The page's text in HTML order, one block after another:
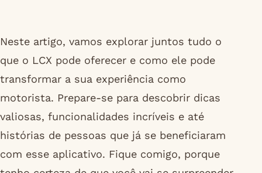
Neste artigo, vamos explorar juntos tudo o
que o LCX pode oferecer e como ele pode
transformar a sua experiência como
motorista. Prepare-se para descobrir dicas
valiosas, funcionalidades incríveis e até
histórias de pessoas que já se beneficiaram
com esse aplicativo. Fique comigo, porque